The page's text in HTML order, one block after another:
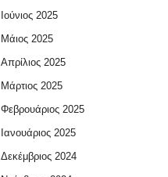
Ιούνιος 2025
Μάιος 2025
Απρίλιος 2025
Μάρτιος 2025
Φεβρουάριος 2025
Ιανουάριος 2025
Δεκέμβριος 2024